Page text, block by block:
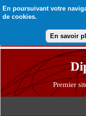
En poursuivant votre
de cookies.
En savoir
Premier